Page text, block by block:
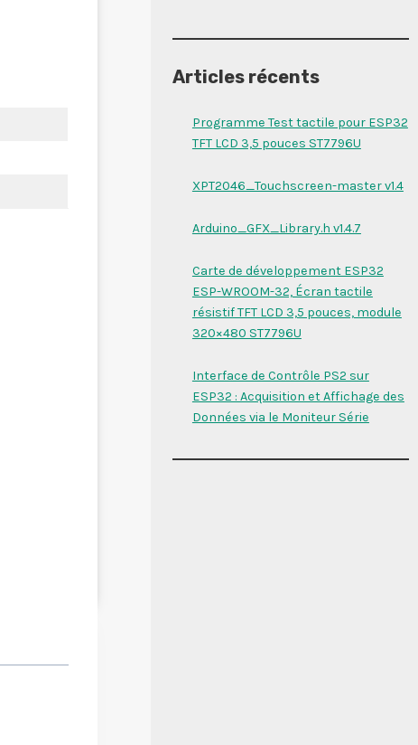
Articles récents
Programme Test tactile pour ESP32
TFT LCD 3,5 pouces ST7796U
XPT2046_Touchscreen-master v1.4
Arduino_GFX_Library.h v1.4.7
Carte de développement ESP32
ESP-WROOM-32, Écran tactile
résistif TFT LCD 3,5 pouces, module
320×480 ST7796U
Interface de Contrôle PS2 sur
ESP32 : Acquisition et Affichage des
Données via le Moniteur Série